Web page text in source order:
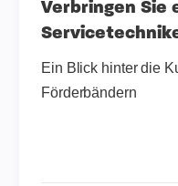
Verbringen Sie
Ein Blick hinter die
Förderbändern